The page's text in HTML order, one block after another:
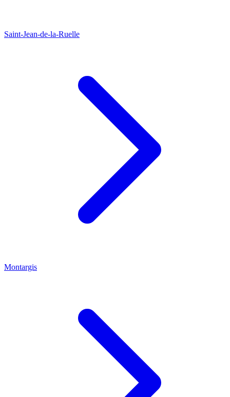
Saint-Jean-de-la-Ruelle
Montargis